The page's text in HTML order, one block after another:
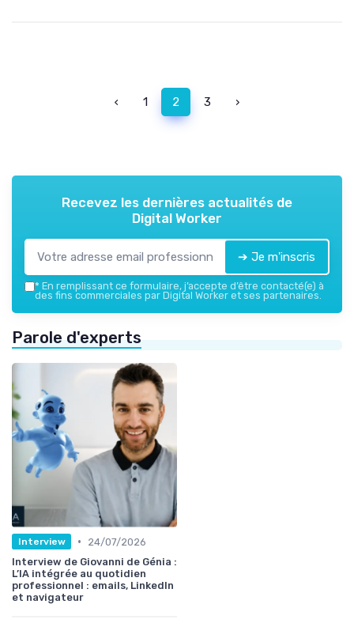
‹ 1 2 3 ›
Recevez les dernières actualités de
Digital Worker
➔ Je m'inscris
* En remplissant ce formulaire, j’accepte d’être contacté(e) à
des fins commerciales par Digital Worker et ses partenaires.
Parole d'experts
Interview •
24/07/2026
Interview de Giovanni de Génia :
L’IA intégrée au quotidien
professionnel : emails, LinkedIn
et navigateur